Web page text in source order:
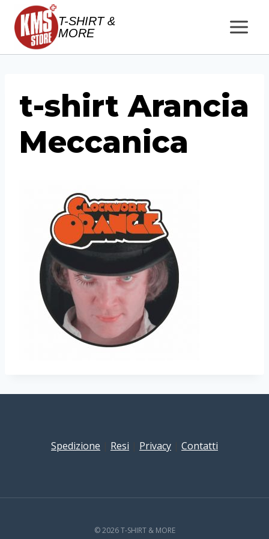
Salta
contenuto
T-SHIRT &
MORE
t-shirt Arancia
Meccanica
Spedizione Resi Privacy Contatti
© 2026 T-SHIRT & MORE